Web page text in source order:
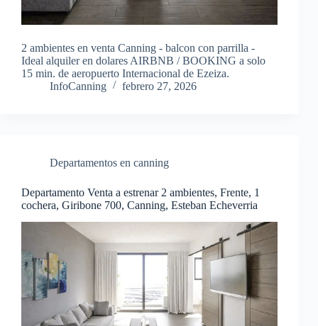
2 ambientes en venta Canning - balcon con parrilla -
Ideal alquiler en dolares AIRBNB / BOOKING a solo
15 min. de aeropuerto Internacional de Ezeiza.
InfoCanning
febrero 27, 2026
Departamentos en canning
Departamento Venta a estrenar 2 ambientes, Frente, 1
cochera, Giribone 700, Canning, Esteban Echeverria